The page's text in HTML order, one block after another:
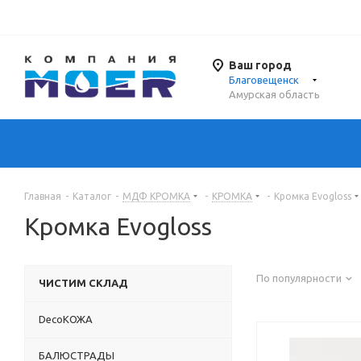
Ваш город
Благовещенск
Амурская область
Главная - Каталог - МДФ КРОМКА - КРОМКА - Кромка Evogloss
Кромка Evogloss
По популярности
ЧИСТИМ СКЛАД
DecoКОЖА
БАЛЮСТРАДЫ